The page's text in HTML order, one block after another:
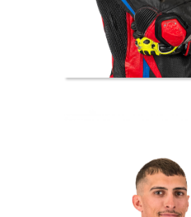
38 //
David
HENRIQUES